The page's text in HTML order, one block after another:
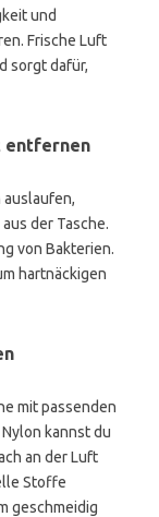
und
Frische Luft
sorgt dafür,
entfernen
der Tasche.
von Bakterien.
hartnäckigen
mit passenden
kannst du
an der Luft
Stoffe
geschmeidig